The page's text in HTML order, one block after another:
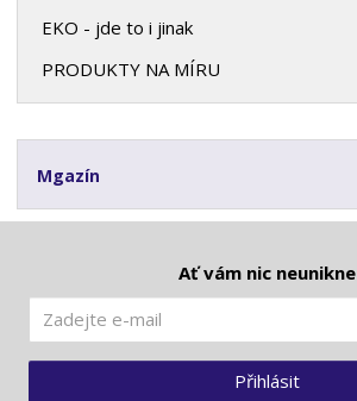
EKO - jde to i jinak
PRODUKTY NA MÍRU
Mgazín
Ať vám nic neunikne
Přihlásit